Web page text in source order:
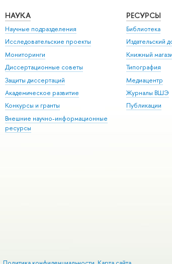
НАУКА
Научные подразделения
Исследовательские проекты
Мониторинги
Диссертационные советы
Защиты диссертаций
Академическое развитие
Конкурсы и гранты
Внешние научно-информационные
ресурсы
РЕСУРСЫ
Библиотека
Издательский
Книжный
Типография
Медиацентр
Журналы ВШЭ
Публикации